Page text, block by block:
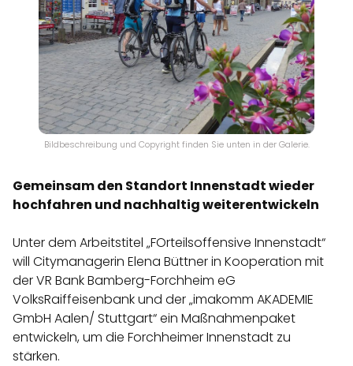
Bildbeschreibung und Copyright finden Sie unten in der Galerie.
Gemeinsam den Standort Innenstadt wieder
hochfahren und nachhaltig weiterentwickeln
Unter dem Arbeitstitel „FOrteilsoffensive Innenstadt“
will Citymanagerin Elena Büttner in Kooperation mit
der VR Bank Bamberg-Forchheim eG
VolksRaiffeisenbank und der „imakomm AKADEMIE
GmbH Aalen/ Stuttgart“ ein Maßnahmenpaket
entwickeln, um die Forchheimer Innenstadt zu
stärken.